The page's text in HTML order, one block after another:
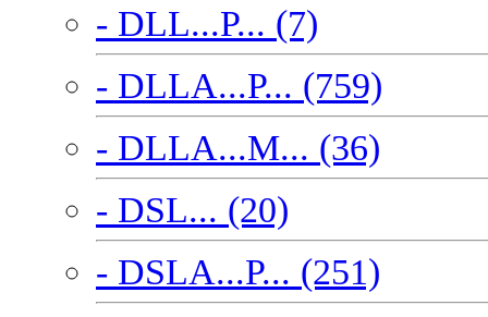
- DLL...P... (7)
- DLLA...P... (759)
- DLLA...M... (36)
- DSL... (20)
- DSLA...P... (251)